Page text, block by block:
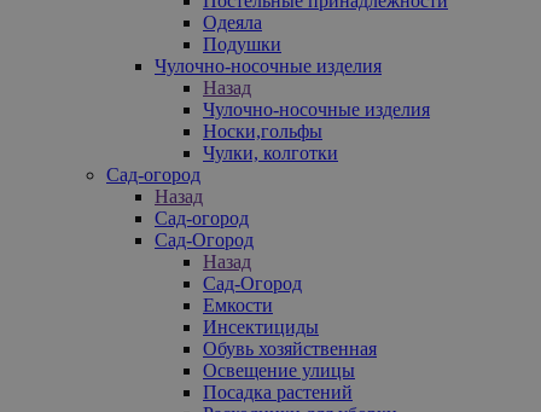
Одеяла
Подушки
Чулочно-носочные изделия
Назад
Чулочно-носочные изделия
Носки,гольфы
Чулки, колготки
Сад-огород
Назад
Сад-огород
Сад-Огород
Назад
Сад-Огород
Емкости
Инсектициды
Обувь хозяйственная
Освещение улицы
Посадка растений